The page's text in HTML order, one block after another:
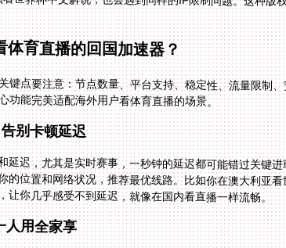
体育直播的回国加速器？
键点要注意：节点数量、平台支持、稳定性、流量限制
功能完美适配海外用户看体育直播的场景。
别卡顿延迟
延迟，尤其是实时赛事，一秒钟的延迟都可能错过关键
让你几乎感受不到延迟，就像在国内看直播一样流畅。
人用全家享